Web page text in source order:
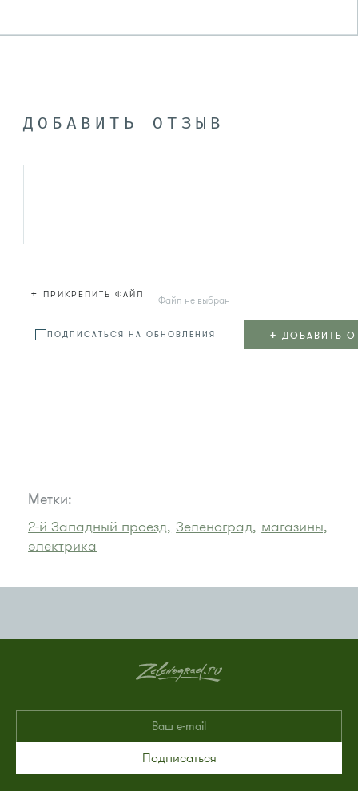
ДОБАВИТЬ ОТЗЫВ
+ ПРИКРЕПИТЬ ФАЙЛ Файл не выбран
ПОДПИСАТЬСЯ НА ОБНОВЛЕНИЯ + ДОБАВИТЬ
Метки:
2-й Западный проезд, Зеленоград, магазины,
электрика
Подписаться